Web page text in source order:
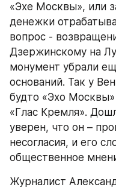
«Эхе Москвы», или
денежки
вопрос -
Дзержинскому на
монумент убрали
оснований. Так у
будто «Эхо
«Глас Кремля».
уверен, что он –
несогласия, и его
общественное